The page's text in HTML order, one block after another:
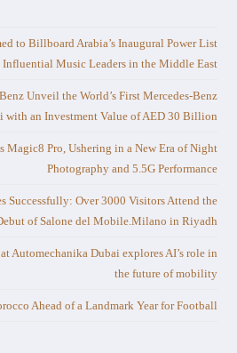
to Billboard Arabia’s Inaugural Power List
Music Leaders in the Middle East
Unveil the World’s First Mercedes-Benz
with an Investment Value of AED 30 Billion
Magic8 Pro, Ushering in a New Era of Night
Photography and 5.5G Performance
Successfully: Over 3000 Visitors Attend the
of Salone del Mobile.Milano in Riyadh
Automechanika Dubai explores AI’s role in
the future of mobility
Ahead of a Landmark Year for Football